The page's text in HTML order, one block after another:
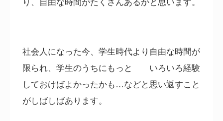
り、自由な時間がたくさんあるかと思います。
社会人になった今、学生時代より自由な時間が
限られ、学生のうちにもっと いろいろ経験
しておけばよかったかも…などと思い返すこと
がしばしばあります。